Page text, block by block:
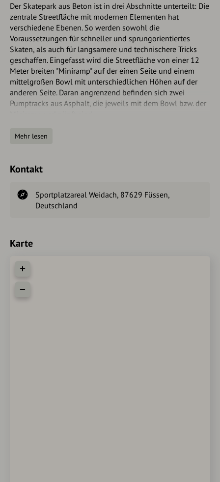
Der Skatepark aus Beton ist in drei Abschnitte unterteilt: Die
zentrale Streetfläche mit modernen Elementen hat
verschiedene Ebenen. So werden sowohl die
Voraussetzungen für schneller und sprungorientiertes
Skaten, als auch für langsamere und technischere Tricks
geschaffen. Eingefasst wird die Streetfläche von einer 12
Meter breiten "Miniramp" auf der einen Seite und einem
mittelgroßen Bowl mit unterschiedlichen Höhen auf der
anderen Seite. Daran angrenzend befinden sich zwei
Pumptracks aus Asphalt, die jeweils mit dem Bowl bzw. der
Mit insgesamt 130 Metern ist der Skate- und Bikepark in
Diese Anlage wurde gefördert durch das Bayerische
Forsten und den Europäischen Landwirtschaftsfonds für die
Entwicklung des ländlichen Raums (ELER).
Mehr lesen
Kontakt
Sportplatzareal Weidach, 87629 Füssen,
Deutschland
Karte